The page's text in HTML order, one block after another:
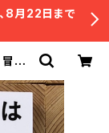
8月22日まで
険